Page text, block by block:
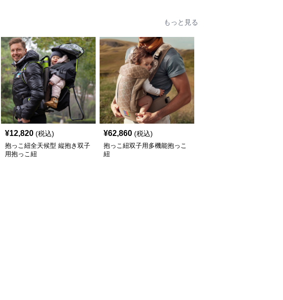
もっと見る
¥12,820 (税込)
抱っこ紐全天候型 縦抱き双子
用抱っこ紐
¥62,860 (税込)
抱っこ紐双子用多機能抱っこ
紐